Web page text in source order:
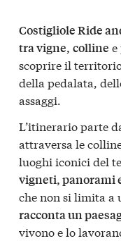
Costigliole Ride
tra vigne, colline e
scoprire il
della pedalata,
assaggi.
L’itinerario parte
attraversa le
luoghi iconici del
vigneti, panorami
che non si limita a
racconta un
vivono e lo